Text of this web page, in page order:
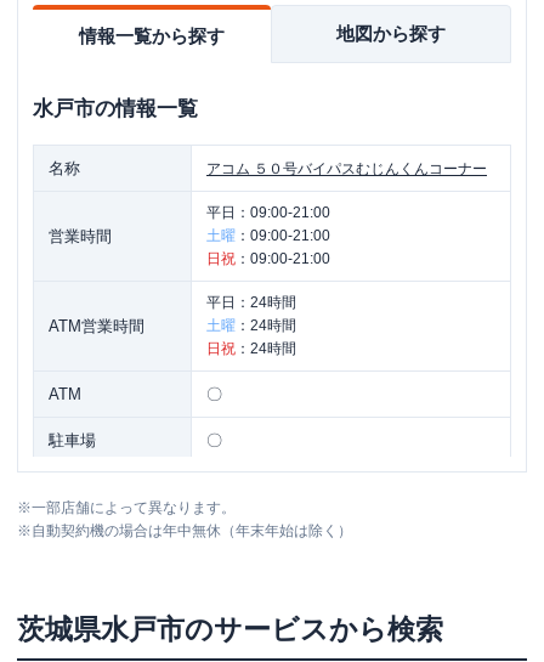
情報一覧から探す 地図から探す
水戸市の情報一覧
名称 アコム ５０号バイパスむじんくんコーナー
営業時間
平日： 09:00-21:00
土曜 ： 09:00-21:00
日祝 ： 09:00-21:00
ATM営業時間
平日： 24時間
土曜 ： 24時間
日祝 ： 24時間
ATM 〇
駐車場 〇
住所
ル１Ｆ
※一部店舗によって異なります。
※自動契約機の場合は年中無休（年末年始は除く）
茨城県水戸市のサービスから検索